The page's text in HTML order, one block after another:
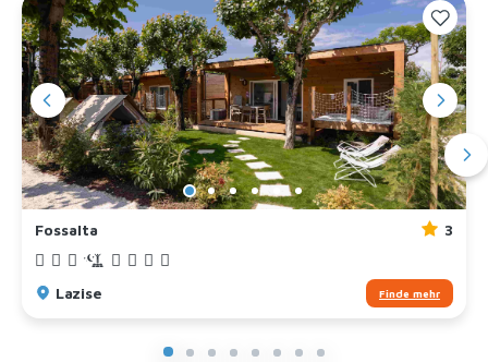
Fossalta 3
Lazise Finde mehr